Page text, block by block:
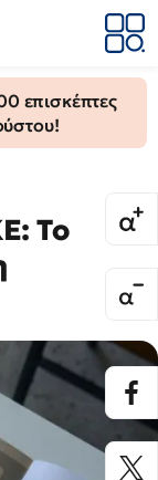
επισκέπτες
Το